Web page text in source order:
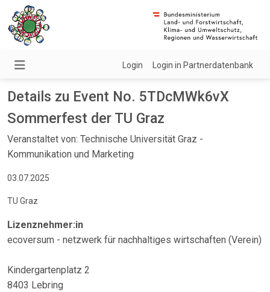
Login Login in Partnerdatenbank
Details zu Event No. 5TDcMWk6vX
Sommerfest der TU Graz
Veranstaltet von: Technische Universität Graz -
Kommunikation und Marketing
03.07.2025
TU Graz
Lizenznehmer:in
ecoversum - netzwerk für nachhaltiges wirtschaften (Verein)
Kindergartenplatz 2
8403 Lebring